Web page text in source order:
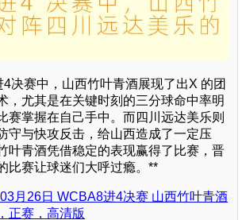
决赛中，山西竹叶青酒展现了出X 的团
，尤其是在关键时刻的三分球命中率明
赛掌握在自己手中。而四川远达美乐则
守与快攻反击，给山西造成了一定压
叶青酒凭借稳定的表现赢得了比赛，晋
比赛让球迷们大呼过瘾。**
月26日 WCBA8进4决赛 山西竹叶青酒
正赛，高清版